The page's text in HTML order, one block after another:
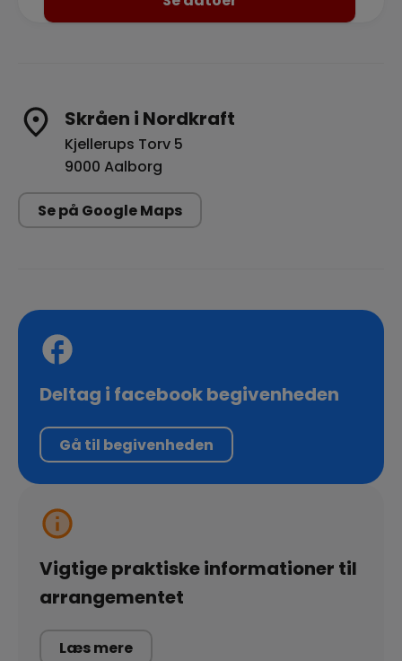
Skråen i Nordkraft
Kjellerups Torv 5
9000 Aalborg
Se på Google Maps
Deltag i facebook begivenheden
Gå til begivenheden
Vigtige praktiske informationer til
arrangementet
Læs mere